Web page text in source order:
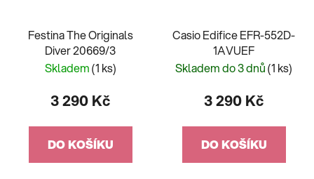
Festina The Originals
Diver 20669/3
Skladem(1 ks)
3 290 Kč
DO KOŠÍKU
Casio Edifice EFR-552D-
1AVUEF
Skladem do 3 dnů(1 ks)
3 290 Kč
DO KOŠÍKU